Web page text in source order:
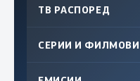
ТВ РАСПОРЕД
СЕРИИ И ФИЛМОВИ